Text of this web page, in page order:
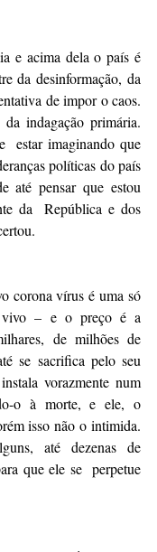
e acima dela o país é
da desinformação, da
de impor o caos.
indagação primária.
estar imaginando que
políticas do país
até pensar que estou
da  República e dos
corona vírus é uma só
vivo – e o preço é a
de milhões de
se sacrifica pelo seu
vorazmente num
o à morte, e ele, o
isso não o intimida.
até dezenas de
que ele se  perpetue